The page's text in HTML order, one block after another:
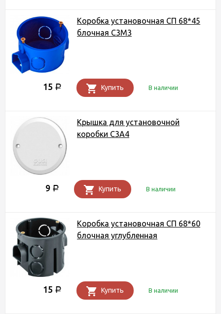
Коробка установочная СП 68*45
блочная С3М3
15 Р Купить В наличии
Крышка для установочной
коробки С3А4
9 Р Купить В наличии
Коробка установочная СП 68*60
блочная углубленная
15 Р Купить В наличии